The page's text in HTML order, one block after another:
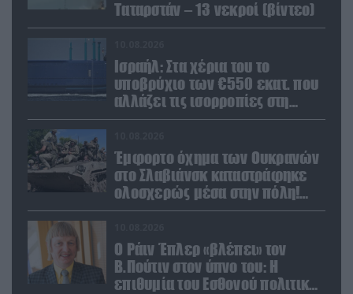
Ταταρστάν – 13 νεκροί (βίντεο)
Ισραήλ: Στα χέρια του το
υποβρύχιο των €550 εκατ. που
αλλάζει τις ισορροπίες στη
Μέση Ανατολή (βίντεο)
Έμφορτο όχημα των Ουκρανών
στο Σλαβιάνσκ καταστράφηκε
ολοσχερώς μέσα στην πόλη!
(βίντεο)
Ο Ράιν Έπλερ «βλέπει» τον
Β.Πούτιν στον ύπνο του: Η
επιθυμία του Εσθονού πολιτικού